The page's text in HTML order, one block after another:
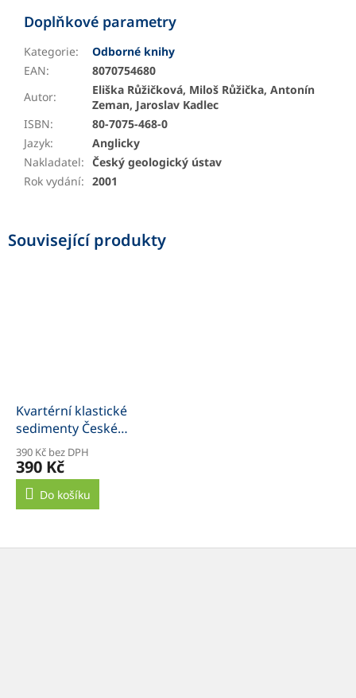
Související produkty
Kvartérní klastické
sedimenty České
republiky
390 Kč bez DPH
390 Kč
Do košíku
Doplňkové parametry
Kategorie:
Odborné knihy
EAN:
8070754680
Autor:
Eliška Růžičková, Miloš Růžička, Antonín
Zeman, Jaroslav Kadlec
ISBN:
80-7075-468-0
Jazyk:
Anglicky
Nakladatel: Český geologický ústav
Rok vydání: 2001
Z